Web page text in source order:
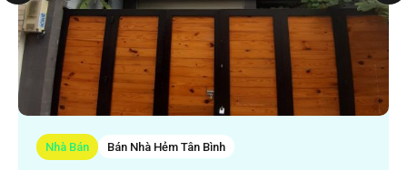
Nhà Bán Bán Nhà Hẻm Tân Bình